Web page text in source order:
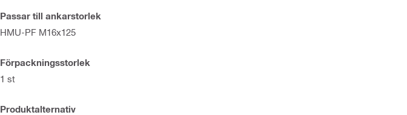
Passar till ankarstorlek
HMU-PF M16x125
Förpackningsstorlek
1 st
Produktalternativ